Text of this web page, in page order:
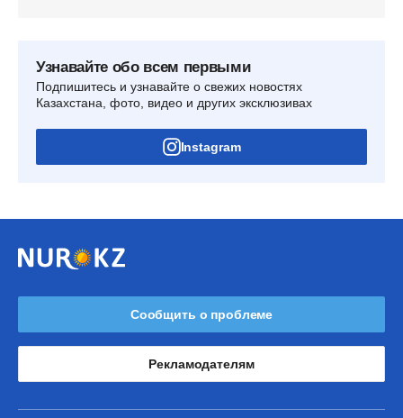
Узнавайте обо всем первыми
Подпишитесь и узнавайте о свежих новостях
Казахстана, фото, видео и других эксклюзивах
Instagram
Сообщить о проблеме
Рекламодателям